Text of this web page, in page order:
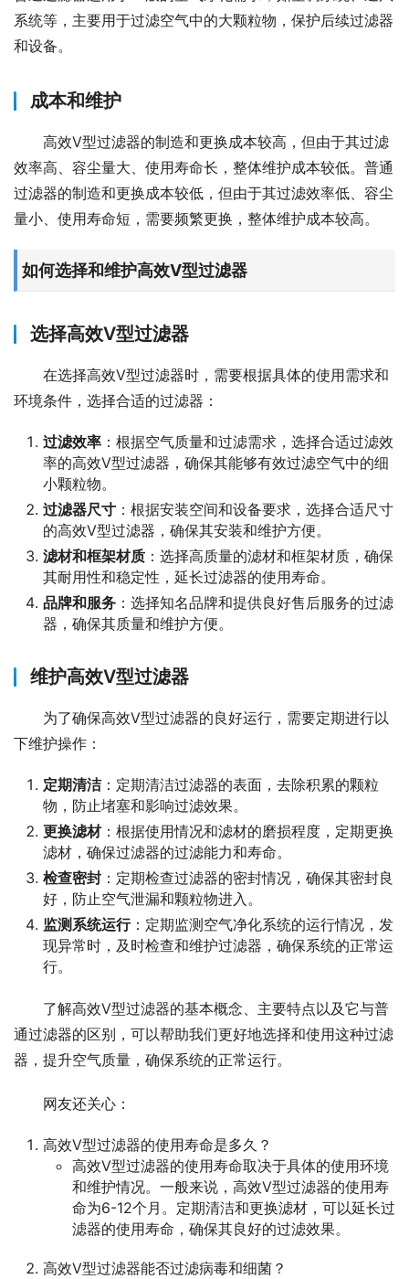
系统等，主要用于过滤空气中的大颗粒物，保护后续过滤器
和设备。
成本和维护
高效V型过滤器的制造和更换成本较高，但由于其过滤
效率高、容尘量大、使用寿命长，整体维护成本较低。普通
过滤器的制造和更换成本较低，但由于其过滤效率低、容尘
量小、使用寿命短，需要频繁更换，整体维护成本较高。
如何选择和维护高效V型过滤器
选择高效V型过滤器
在选择高效V型过滤器时，需要根据具体的使用需求和
环境条件，选择合适的过滤器：
过滤效率 ：根据空气质量和过滤需求，选择合适过滤效
率的高效V型过滤器，确保其能够有效过滤空气中的细
小颗粒物。
过滤器尺寸 ：根据安装空间和设备要求，选择合适尺寸
的高效V型过滤器，确保其安装和维护方便。
滤材和框架材质 ：选择高质量的滤材和框架材质，确保
其耐用性和稳定性，延长过滤器的使用寿命。
品牌和服务 ：选择知名品牌和提供良好售后服务的过滤
器，确保其质量和维护方便。
维护高效V型过滤器
为了确保高效V型过滤器的良好运行，需要定期进行以
下维护操作：
定期清洁：定期清洁过滤器的表面，去除积累的颗粒
物，防止堵塞和影响过滤效果。
更换滤材：根据使用情况和滤材的磨损程度，定期更换
滤材，确保过滤器的过滤能力和寿命。
检查密封 ：定期检查过滤器的密封情况，确保其密封良
好，防止空气泄漏和颗粒物进入。
监测系统运行：定期监测空气净化系统的运行情况，发
现异常时，及时检查和维护过滤器，确保系统的正常运
行。
了解高效V型过滤器的基本概念、主要特点以及它与普
通过滤器的区别，可以帮助我们更好地选择和使用这种过滤
器，提升空气质量，确保系统的正常运行。
网友还关心：
高效V型过滤器的使用寿命是多久？
高效V型过滤器的使用寿命取决于具体的使用环境
和维护情况。一般来说，高效V型过滤器的使用寿
命为6-12个月。定期清洁和更换滤材，可以延长过
滤器的使用寿命，确保其良好的过滤效果。
高效V型过滤器能否过滤病毒和细菌？